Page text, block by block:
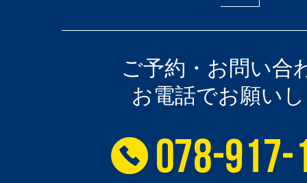
ご予約・お問い合
お電話でお願い